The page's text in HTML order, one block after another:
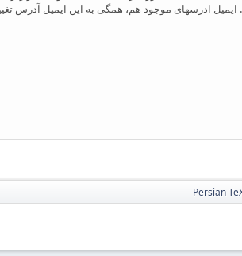
ادرسهای موجود هم، همگی به این ایمیل آدرس